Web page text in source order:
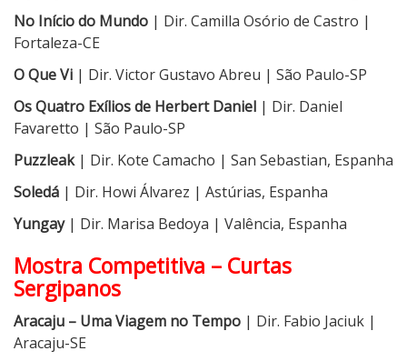
No Início do Mundo | Dir. Camilla Osório de Castro |
Fortaleza-CE
O Que Vi | Dir. Victor Gustavo Abreu | São Paulo-SP
Os Quatro Exílios de Herbert Daniel | Dir. Daniel
Favaretto | São Paulo-SP
Puzzleak| Dir. Kote Camacho | San Sebastian, Espanha
Soledá | Dir. Howi Álvarez | Astúrias, Espanha
Yungay| Dir. Marisa Bedoya | Valência, Espanha
Mostra Competitiva – Curtas
Sergipanos
Aracaju – Uma Viagem no Tempo | Dir. Fabio Jaciuk |
Aracaju-SE